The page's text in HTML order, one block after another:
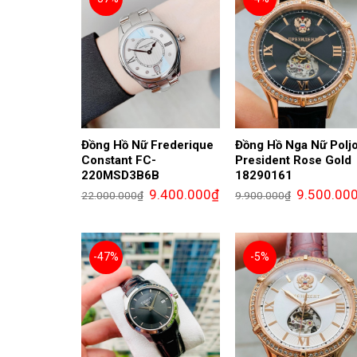
Đồng Hồ Nữ Frederique
Constant FC-
220MSD3B6B
22.000.000₫ Giá
gốc
9.400.000₫Giá
hiện
9.400.000₫.
Đồng Hồ Nga Nữ
President Rose Gold
18290161
9.900.000₫ Giá
gốc
-47%
-5%